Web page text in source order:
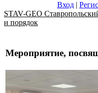
Вход |
STAV-GEO
и порядок
Мероприятие,